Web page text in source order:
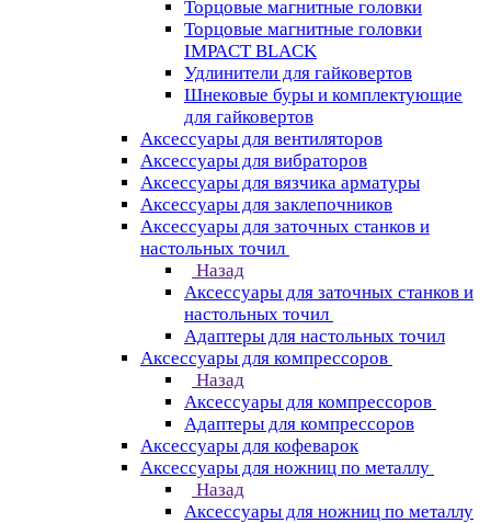
Торцовые магнитные головки
Торцовые магнитные головки
IMPACT BLACK
Удлинители для гайковертов
Шнековые буры и комплектующие
для гайковертов
Аксессуары для вентиляторов
Аксессуары для вибраторов
Аксессуары для вязчика арматуры
Аксессуары для заклепочников
Аксессуары для заточных станков и
настольных точил
Назад
Аксессуары для заточных станков и
настольных точил
Адаптеры для настольных точил
Аксессуары для компрессоров
Назад
Аксессуары для компрессоров
Адаптеры для компрессоров
Аксессуары для кофеварок
Аксессуары для ножниц по металлу
Назад
Аксессуары для ножниц по металлу